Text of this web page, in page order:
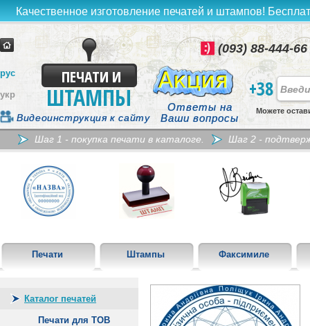
Качественное изготовление печатей и штампов!
ПЕЧАТИ И
ШТАМПЫ
Ответы на
Ваши вопросы
Видеоинструкция к сайту
рус
укр
(093) 88-444-66
+38
Можете
Шаг 1 - покупка печати в каталоге. Шаг 2 -
Печати Штампы Факсимиле
Каталог печатей
Печати для ТОВ